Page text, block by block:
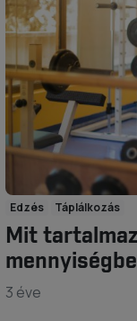
Edzés Táplálkozás
Mit
3 éve